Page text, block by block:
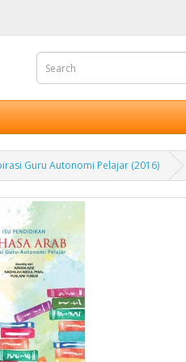
Guru Autonomi Pelajar (2016)